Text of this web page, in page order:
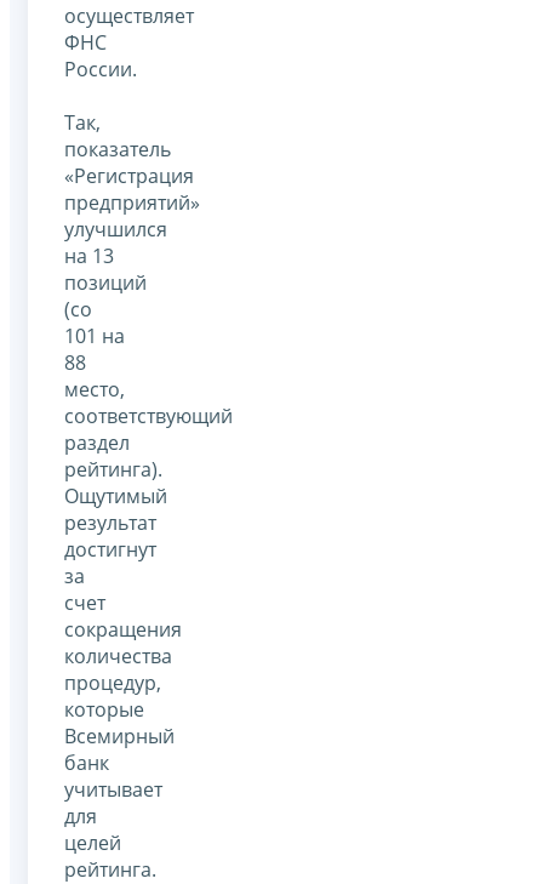
осуществляет
ФНС
России.
Так,
показатель
«Регистрация
предприятий»
улучшился
на 13
позиций
(со
101 на
88
место,
соответствующий
раздел
рейтинга).
Ощутимый
результат
достигнут
за
счет
сокращения
количества
процедур,
которые
Всемирный
банк
учитывает
для
целей
рейтинга.